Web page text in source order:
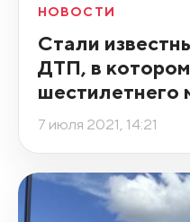
НОВОСТИ
Стали
ДТП, в
шестилетнего
7 июля 2021, 14:21